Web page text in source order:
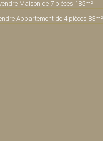
Maison de 7 pièces 185m²
Appartement de 4 pièces 83m²